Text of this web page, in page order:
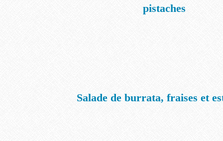
pistaches
Salade de burrata, fraises et